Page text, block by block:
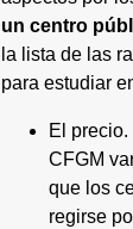
un centro
la lista de las
para estudiar
El
CFGM
que los
regirse